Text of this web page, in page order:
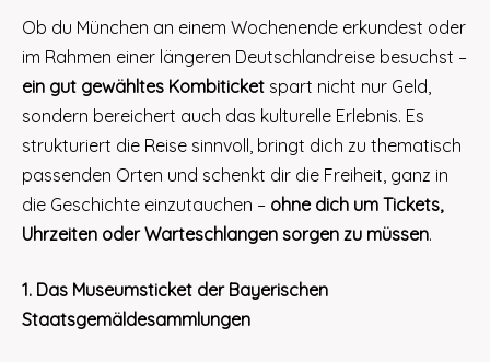
Ob du München an einem Wochenende erkundest oder
im Rahmen einer längeren Deutschlandreise besuchst –
ein gut gewähltes Kombiticket spart nicht nur Geld,
sondern bereichert auch das kulturelle Erlebnis. Es
strukturiert die Reise sinnvoll, bringt dich zu thematisch
passenden Orten und schenkt dir die Freiheit, ganz in
die Geschichte einzutauchen – ohne dich um Tickets,
Uhrzeiten oder Warteschlangen sorgen zu müssen.
1. Das Museumsticket der Bayerischen
Staatsgemäldesammlungen